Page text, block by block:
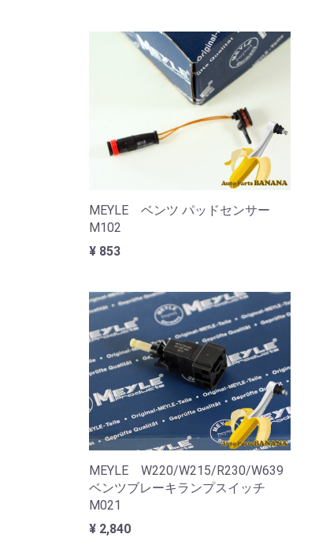
MEYLE ベンツ パッドセンサー
M102
¥ 853
MEYLE W220/W215/R230/W639
ベンツブレーキランプスイッチ
M021
¥ 2,840